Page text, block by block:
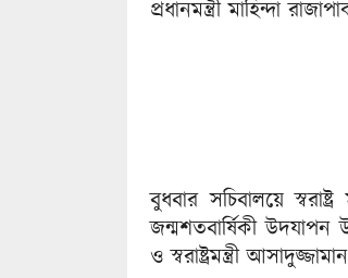
প্রধানমন্ত্রী মাহিন্দা
বুধবার সচিবালয়ে
জন্মশতবার্ষিকী
ও স্বরাষ্ট্রমন্ত্রী